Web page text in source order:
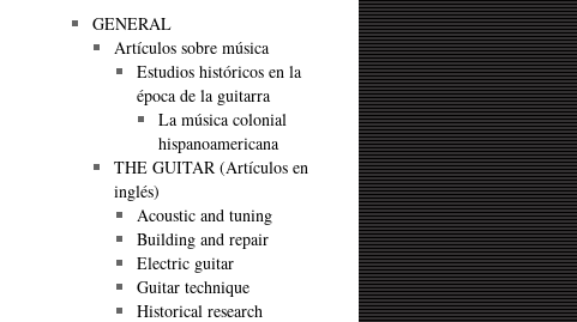
GENERAL
Artículos sobre música
Estudios históricos en la
época de la guitarra
La música colonial
hispanoamericana
THE GUITAR (Artículos en
inglés)
Acoustic and tuning
Building and repair
Electric guitar
Guitar technique
Historical research